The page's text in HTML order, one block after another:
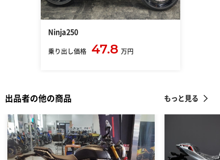
Ninja250
乗り出し価格 47.8 万円
出品者の他の商品 もっと見る